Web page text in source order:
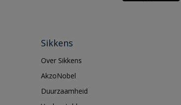
Sikkens
Over Sikkens
AkzoNobel
Duurzaamheid